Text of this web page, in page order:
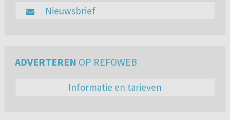
Nieuwsbrief
ADVERTEREN OP REFOWEB
Informatie en tarieven